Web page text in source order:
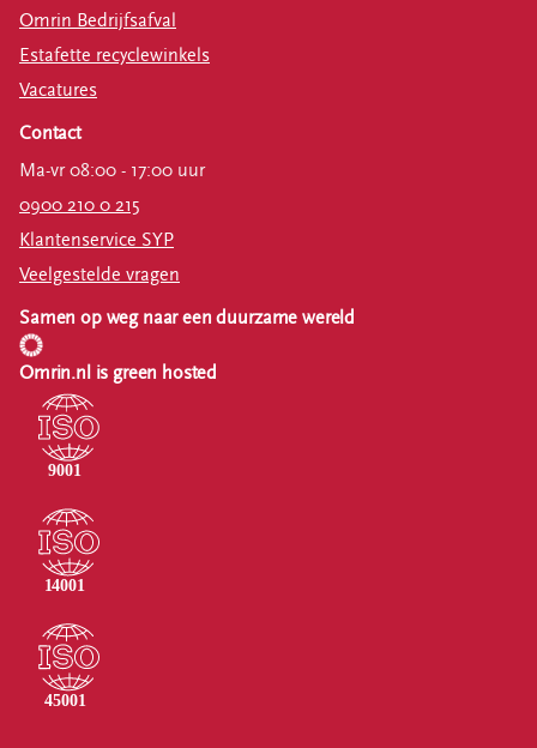
Omrin Bedrijfsafval
Estafette recyclewinkels
Vacatures
Contact
Ma-vr 08:00 - 17:00 uur
0900 210 0 215
Klantenservice SYP
Veelgestelde vragen
Samen op weg naar een duurzame wereld
Omrin.nl is green hosted